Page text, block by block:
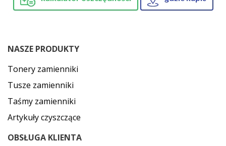
NASZE PRODUKTY
Tonery zamienniki
Tusze zamienniki
Taśmy zamienniki
Artykuły czyszczące
OBSŁUGA KLIENTA